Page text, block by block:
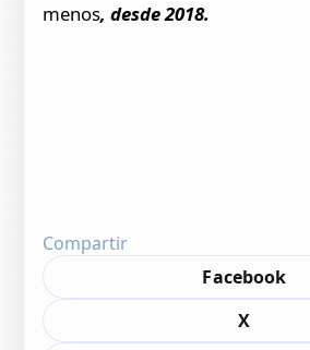
menos, desde 2018.
Compartir
Facebook
X